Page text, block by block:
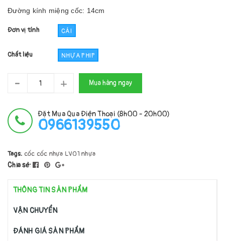
Đường kính miệng cốc: 14cm
Đơn vị tính CÁI
Chất liệu NHỰA PHIP
- + Mua hàng ngay
Đặt Mua Qua Điện Thoại (8h00 - 20h00)
0966139550
Tags: cốc cốc nhựa LV01 nhựa
Chia sẻ:
THÔNG TIN SẢN PHẨM
VẬN CHUYỂN
ĐÁNH GIÁ SẢN PHẨM